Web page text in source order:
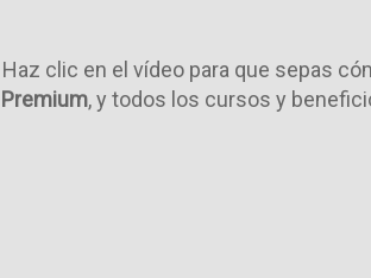
clic en el vídeo para que sepas
, y todos los cursos y